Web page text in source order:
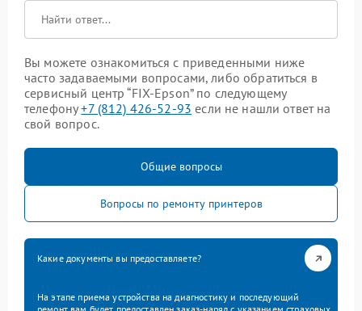
Вы можете ознакомиться с приведенными ниже
часто задаваемыми вопросами, либо обратиться в
сервисный центр “FIX-Epson” по следующему
телефону+7 (812) 426-52-93 если не нашли ответ на
свой вопрос.
Общие вопросы
Вопросы по ремонту принтеров
Какие документы вы предоставляете?
На этапе приема устройства на диагностику и последующий